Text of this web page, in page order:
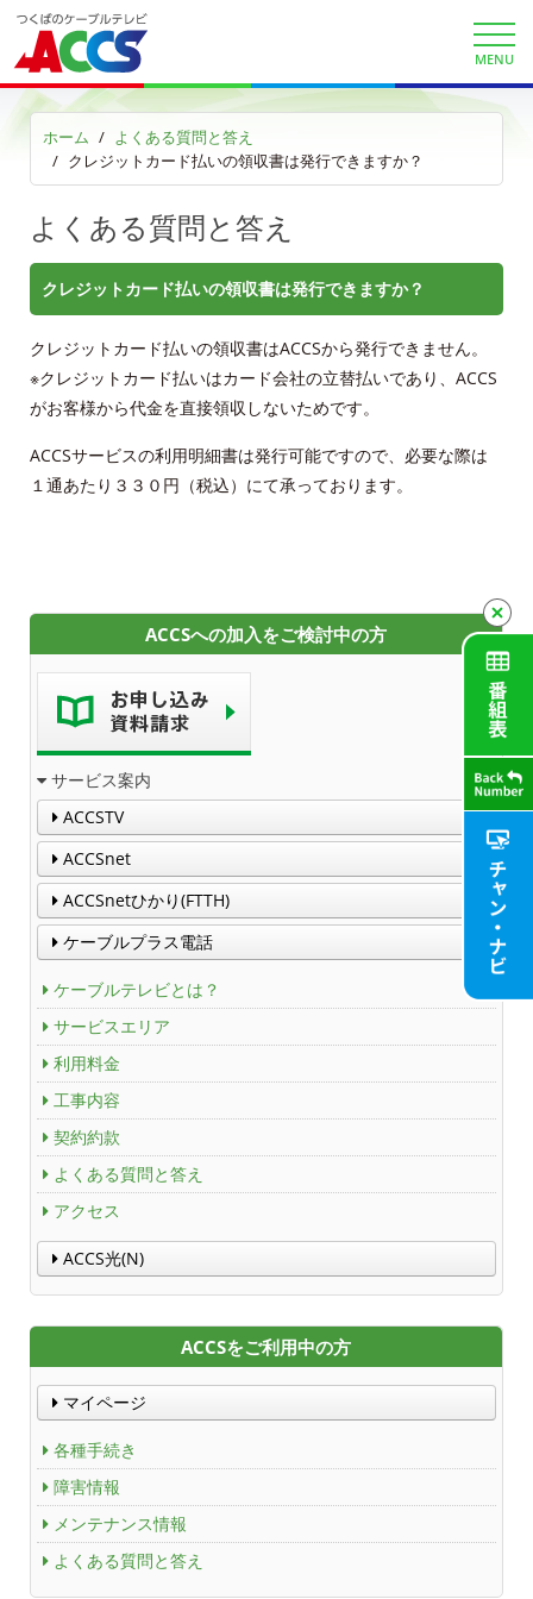
MENU
ホーム
よくある質問と答え
クレジットカード払いの領収書は発行できますか？
よくある質問と答え
クレジットカード払いの領収書は発行できますか？
クレジットカード払いの領収書はACCSから発行できません。
※クレジットカード払いはカード会社の立替払いであり、ACCS
がお客様から代金を直接領収しないためです。
ACCSサービスの利用明細書は発行可能ですので、必要な際は
１通あたり３３０円（税込）にて承っております。
ACCSへの加入をご検討中の方
サービス案内
ACCSTV
ACCSnet
ACCSnetひかり(FTTH)
ケーブルプラス電話
ケーブルテレビとは？
サービスエリア
利用料金
工事内容
契約約款
よくある質問と答え
アクセス
ACCS光(N)
ACCSをご利用中の方
マイページ
各種手続き
障害情報
メンテナンス情報
よくある質問と答え
ケーブルプラス電話
au/UQスマホセット割
ACCSお客さま限定au・UQ割引クーポン
auまとめトーク
au自宅割
KDDI電話 auで着信確認
KDDIケーブルプラス電話サイト
auお客様サポート
サービス案内
工事内容
契約約款
よくある質問と答え
マイページ
各種手続き
申込・資料請求
お問合せ
財団案内
ごあいさつ
沿革
ＡＣＣＳ40年のあゆみ
ＡＣＣＳ番組基準
放送番組審議会議事録
個人情報保護方針
人材募集